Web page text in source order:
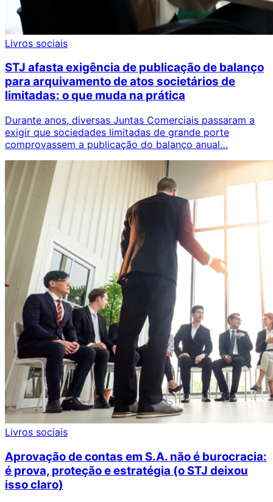
Livros sociais
STJ afasta exigência de publicação de balanço
para arquivamento de atos societários de
limitadas: o que muda na prática
Durante anos, diversas Juntas Comerciais passaram a
exigir que sociedades limitadas de grande porte
comprovassem a publicação do balanço anual…
Livros sociais
Aprovação de contas em S.A. não é burocracia:
é prova, proteção e estratégia (o STJ deixou
isso claro)